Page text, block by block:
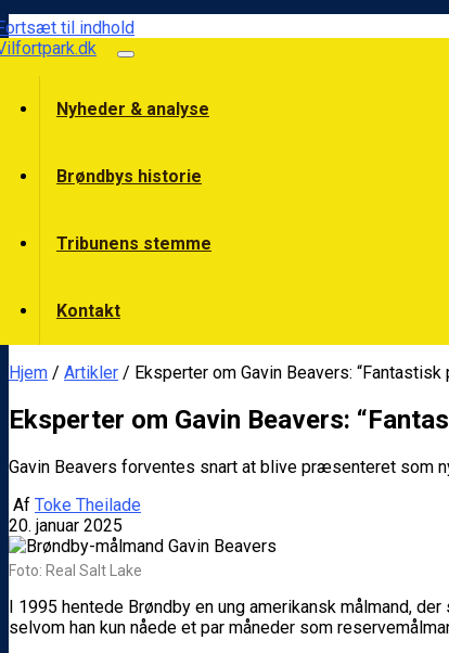
til indhold
Nyheder & analyse
Brøndbys historie
Tribunens stemme
Kontakt
Hjem / Artikler / Eksperter om Gavin Beavers:
Eksperter om Gavin Beavers:
Gavin Beavers forventes snart at blive præsenteret som
Af Toke Theilade
20. januar 2025
Foto: Real Salt Lake
I 1995 hentede Brøndby en ung amerikansk målmand,
selvom han kun nåede et par måneder som